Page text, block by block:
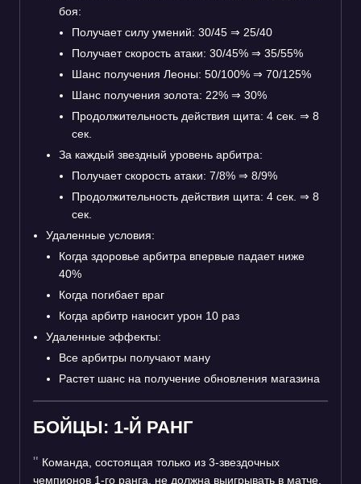
боя:
Получает силу умений: 30/45 ⇒ 25/40
Получает скорость атаки: 30/45% ⇒ 35/55%
Шанс получения Леоны: 50/100% ⇒ 70/125%
Шанс получения золота: 22% ⇒ 30%
Продолжительность действия щита: 4 сек. ⇒ 8
сек.
За каждый звездный уровень арбитра:
Получает скорость атаки: 7/8% ⇒ 8/9%
Продолжительность действия щита: 4 сек. ⇒ 8
сек.
Удаленные условия:
Когда здоровье арбитра впервые падает ниже
40%
Когда погибает враг
Когда арбитр наносит урон 10 раз
Удаленные эффекты:
Все арбитры получают ману
Растет шанс на получение обновления магазина
БОЙЦЫ: 1-Й РАНГ
Команда, состоящая только из 3-звездочных
чемпионов 1-го ранга, не должна выигрывать в матче,